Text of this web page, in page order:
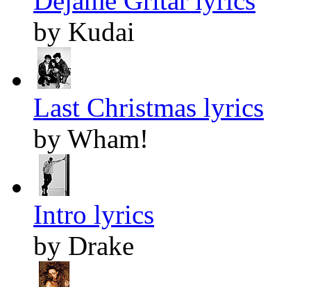
by Kudai
Last Christmas lyrics
by Wham!
Intro lyrics
by Drake